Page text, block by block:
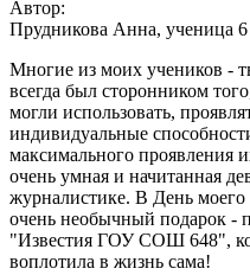
Автор:
Прудникова Анна, ученица
Многие из моих учеников -
всегда был сторонником
могли использовать,
индивидуальные
максимального проявления
очень умная и начитанная
журналистике. В День
очень необычный подарок -
"Известия ГОУ СОШ 648",
воплотила в жизнь сама!